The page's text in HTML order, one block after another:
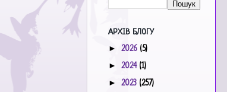
АРХІВ БЛОГУ
► 2026 (5)
► 2024 (1)
► 2023 (257)